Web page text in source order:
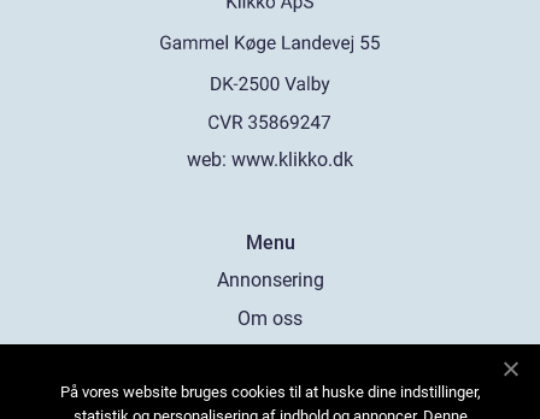
web: www.klikko.dk
Menu
Annonsering
Om oss
Kontakta oss
På vores website bruges cookies til at huske dine indstillinger,